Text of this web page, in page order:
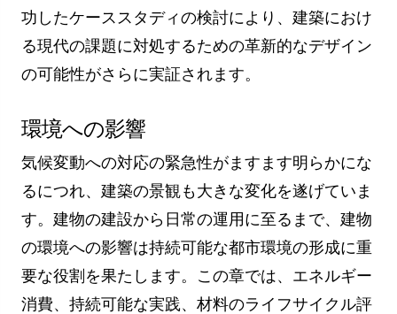
功したケーススタディの検討により、建築におけ
る現代の課題に対処するための革新的なデザイン
の可能性がさらに実証されます。
環境への影響
気候変動への対応の緊急性がますます明らかにな
るにつれ、建築の景観も大きな変化を遂げていま
す。建物の建設から日常の運用に至るまで、建物
の環境への影響は持続可能な都市環境の形成に重
要な役割を果たします。この章では、エネルギー
消費、持続可能な実践、材料のライフサイクル評